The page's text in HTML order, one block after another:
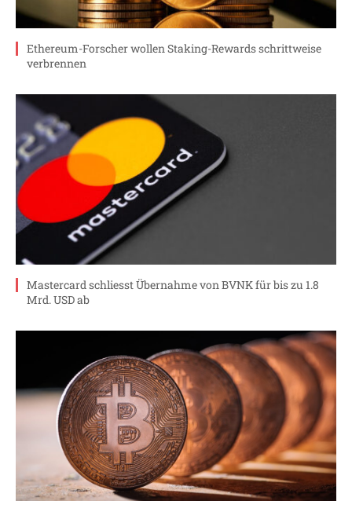
Ethereum-Forscher wollen Staking-Rewards schrittweise
verbrennen
Mastercard schliesst Übernahme von BVNK für bis zu 1.8
Mrd. USD ab